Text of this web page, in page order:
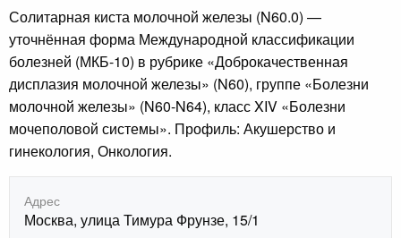
Солитарная киста молочной железы (N60.0) —
уточнённая форма Международной классификации
болезней (МКБ-10) в рубрике «Доброкачественная
дисплазия молочной железы» (N60), группе «Болезни
молочной железы» (N60-N64), класс XIV «Болезни
мочеполовой системы». Профиль: Акушерство и
гинекология, Онкология.
Адрес
Москва, улица Тимура Фрунзе, 15/1